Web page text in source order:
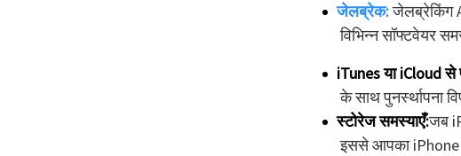
जेलब्रेक:जेलब्रेकिंग
विभिन्न सॉफ्टवेयर
iTunes या iCloud से
के साथ पुनर्स्थापना
स्टोरेज समस्याएँ:जब
इससे आपका